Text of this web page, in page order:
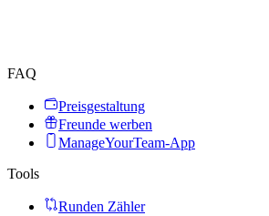
FAQ
Preisgestaltung
Freunde werben
ManageYourTeam-App
Tools
Runden Zähler